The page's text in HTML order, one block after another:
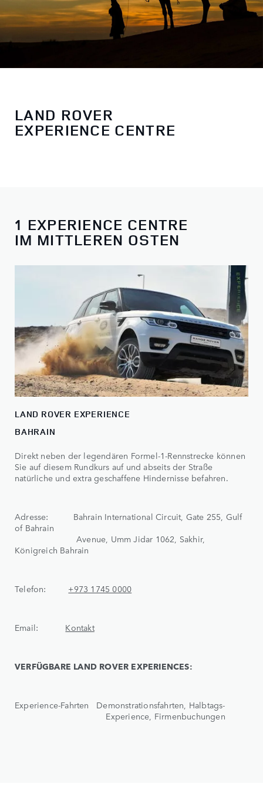
LAND ROVER
EXPERIENCE CENTRE
1 EXPERIENCE CENTRE
IM MITTLEREN OSTEN
LAND ROVER EXPERIENCE
BAHRAIN
Direkt neben der legendären Formel-1-Rennstrecke können
Sie auf diesem Rundkurs auf und abseits der Straße
natürliche und extra geschaffene Hindernisse befahren.
Adresse: Bahrain International Circuit, Gate 255, Gulf
of Bahrain
Avenue, Umm Jidar 1062, Sakhir,
Königreich Bahrain
Telefon: +973 1745 0000
Email: Kontakt
VERFÜGBARE LAND ROVER EXPERIENCES:
Experience-Fahrten Demonstrationsfahrten, Halbtags-
Experience, Firmenbuchungen